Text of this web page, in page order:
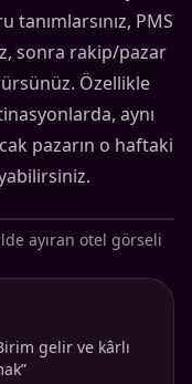
tanımlarsınız, PMS
sonra rakip/pazar
Özellikle
aynı
pazarın o haftaki
ayıran otel görseli
gelir ve kârlı